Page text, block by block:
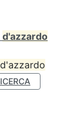
d'azzardo
d'azzardo